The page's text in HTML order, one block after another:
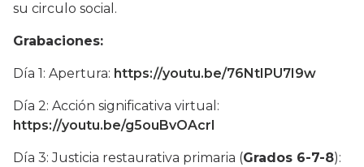
su circulo social.
Grabaciones:
Día 1: Apertura: https://youtu.be/76NtIPU7I9w
Día 2: Acción significativa virtual:
https://youtu.be/g5ouBvOAcrI
Día 3: Justicia restaurativa primaria (Grados 6-7-8):